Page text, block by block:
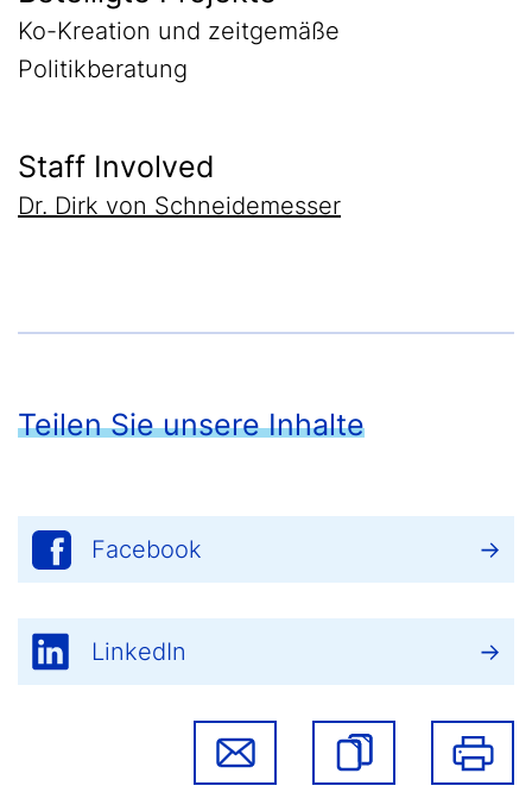
Ko-Kreation und zeitgemäße
Politikberatung
Staff Involved
Dr. Dirk von Schneidemesser
Teilen Sie unsere Inhalte
Facebook
LinkedIn